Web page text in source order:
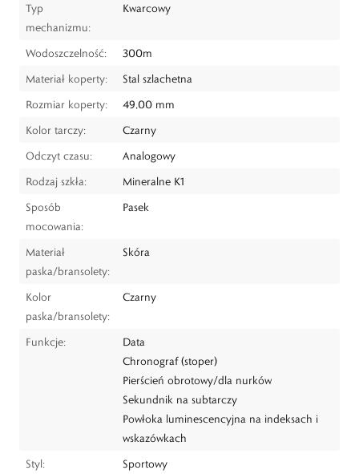
Typ
mechanizmu:
Kwarcowy
Wodoszczelność:
300m
Materiał koperty:
Stal szlachetna
Rozmiar koperty:
49,00 mm
Kolor tarczy:
Czarny
Odczyt czasu:
Analogowy
Rodzaj szkła:
Mineralne K1
Sposób
mocowania:
Pasek
Materiał
paska/bransolety:
Skóra
Kolor
paska/bransolety:
Czarny
Funkcje:
Data
Chronograf (stoper)
Pierścień obrotowy/dla nurków
Sekundnik na subtarczy
Powłoka luminescencyjna na indeksach i
wskazówkach
Styl:
Sportowy